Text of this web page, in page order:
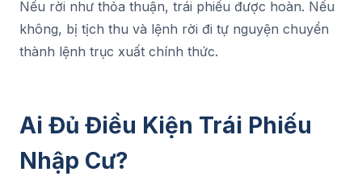
Nếu rời như thỏa thuận, trái phiếu được hoàn. Nếu
không, bị tịch thu và lệnh rời đi tự nguyện chuyển
thành lệnh trục xuất chính thức.
Ai Đủ Điều Kiện Trái Phiếu
Nhập Cư?